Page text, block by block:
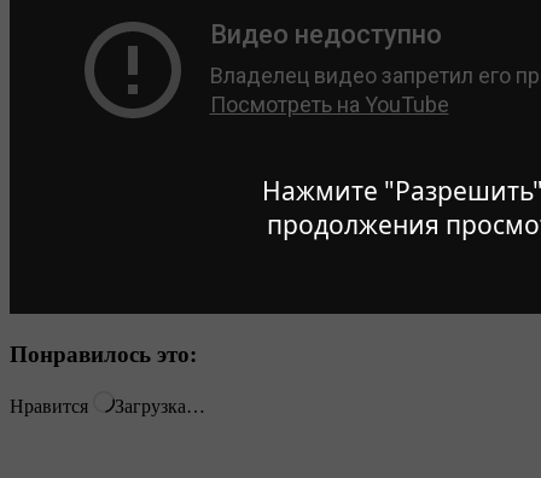
Нажмите
продолжения
Понравилось это:
Нравится Загрузка…